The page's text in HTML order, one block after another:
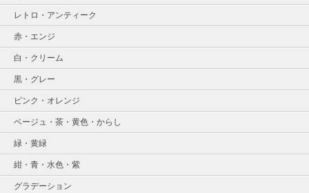
レトロ・アンティーク
赤・エンジ
白・クリーム
黒・グレー
ピンク・オレンジ
ベージュ・茶・黄色・からし
緑・黄緑
紺・青・水色・紫
グラデーション